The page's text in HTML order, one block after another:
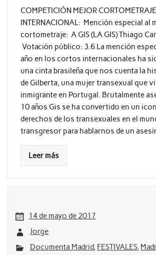
COMPETICIÓN MEJOR CORTOMETRAJE
INTERNACIONAL: Mención especial al
cortometraje: A GIS (LA GIS) Thiago
Votación público: 3.6 La mención
año en los cortos internacionales ha
una cinta brasileña que nos cuenta la
de Gilberta, una mujer transexual que
inmigrante en Portugal. Brutalmente
10 años Gis se ha convertido en un
derechos de los transexuales en el
transgresor para hablarnos de un
Leer más
14 de mayo de 2017
Jorge
Documenta Madrid, FESTIVALES,